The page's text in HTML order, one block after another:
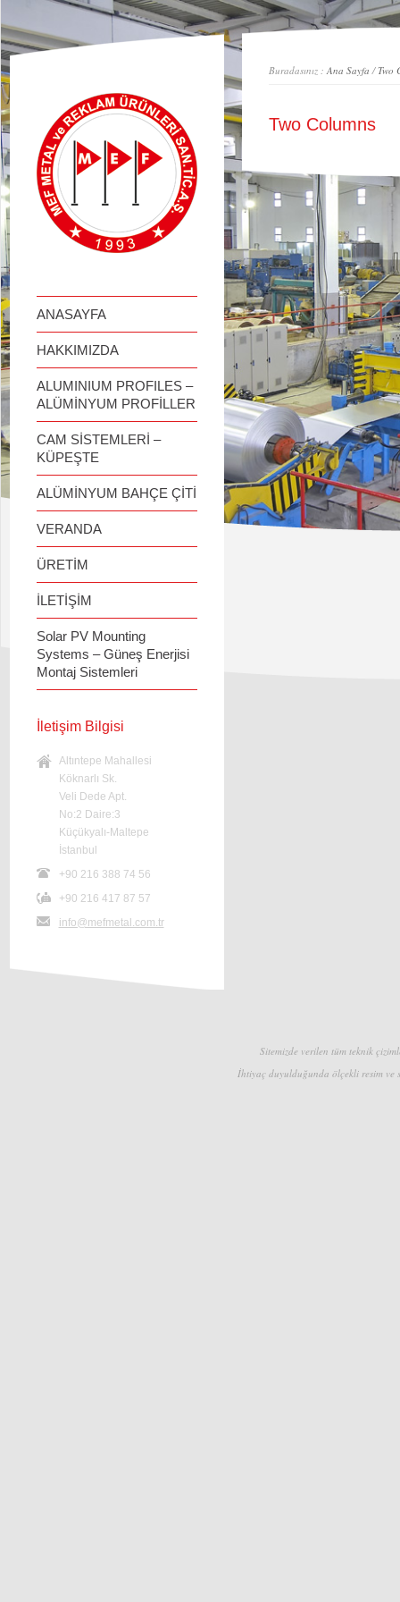
займ онлайн
ANASAYFA
HAKKIMIZDA
ALUMINIUM PROFILES –
ALÜMİNYUM PROFİLLER
CAM SİSTEMLERİ –
KÜPEŞTE
ALÜMİNYUM BAHÇE ÇİTİ
VERANDA
ÜRETİM
İLETİŞİM
Solar PV Mounting
Systems – Güneş Enerjisi
Montaj Sistemleri
İletişim Bilgisi
Altıntepe Mahallesi
Köknarlı Sk.
Veli Dede Apt.
No:2 Daire:3
Küçükyalı-Maltepe
İstanbul
+90 216 388 74 56
+90 216 417 87 57
info@mefmetal.com.tr
Buradasınız :Ana Sayfa /Two
Two Columns
Sitemizde verilen tüm teknik
İhtiyaç duyulduğunda ölçekli resim ve